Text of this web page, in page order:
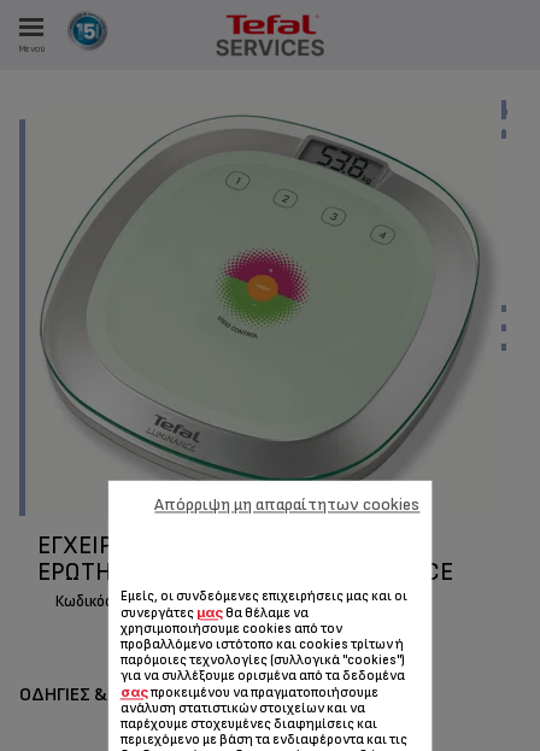
Μενού
ΜΑΣ
ΕΓΧΕΙΡΊΔΙΟ ΧΡΉΣΗΣ ΚΑΙ ΣΥΧΝΈΣ
ΕΡΩΤΉΣΕΙΣ/ ΑΠΑΝΤΉΣΕΙΣ LUMINANCE
Κωδικός :PP8043A9
ΟΔΗΓΊΕΣ & ΕΓΧΕΙΡΊΔΙΑ
Εμείς, οι συνδεόμενες επιχειρήσεις μας και οι
συνεργάτες μαςθα θέλαμε να
χρησιμοποιήσουμε cookies από τον
προβαλλόμενο ιστότοπο και cookies τρίτων ή
παρόμοιες τεχνολογίες (συλλογικά "cookies")
για να συλλέξουμε ορισμένα από τα δεδομένα
σαςπροκειμένου να πραγματοποιήσουμε
ανάλυση στατιστικών στοιχείων και να
παρέχουμε στοχευμένες διαφημίσεις και
περιεχόμενο με βάση τα ενδιαφέροντα και τις
Απόρριψη μη απαραίτητων cookies